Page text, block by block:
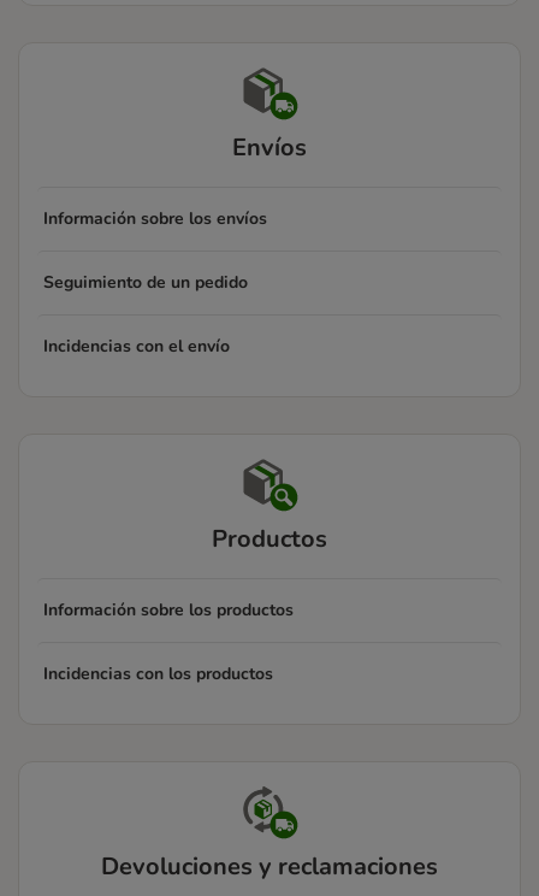
Envíos
Información sobre los envíos
Seguimiento de un pedido
Incidencias con el envío
Productos
Información sobre los productos
Incidencias con los productos
Devoluciones y reclamaciones